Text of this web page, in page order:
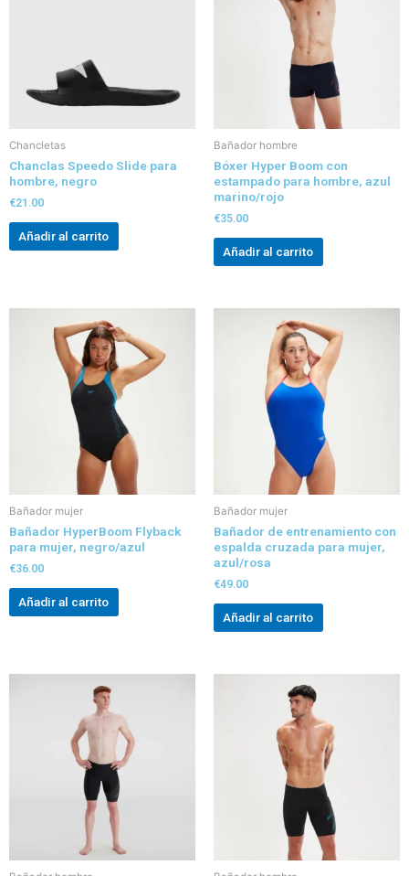
Chancletas
Chanclas Speedo Slide para
hombre, negro
€21.00
Añadir al carrito
Bañador hombre
Bóxer Hyper Boom con
estampado para hombre, azul
marino/rojo
€35.00
Añadir al carrito
Bañador mujer
Bañador HyperBoom Flyback
para mujer, negro/azul
€36.00
Añadir al carrito
Bañador mujer
Bañador de entrenamiento con
espalda cruzada para mujer,
azul/rosa
€49.00
Añadir al carrito